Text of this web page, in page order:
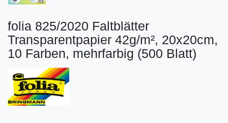
folia 825/2020 Faltblätter
Transparentpapier 42g/m², 20x20cm,
10 Farben, mehrfarbig (500 Blatt)